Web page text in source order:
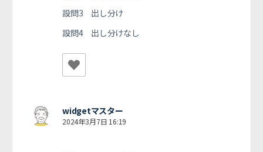
設問3 出し分け
設問4 出し分けなし
widgetマスター
2024年3月7日 16:19